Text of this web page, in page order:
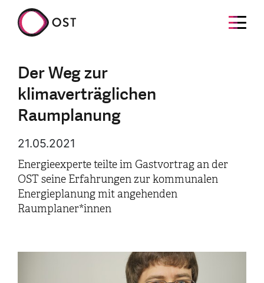
Der Weg zur
klimaverträglichen
Raumplanung
21.05.2021
Energieexperte teilte im Gastvortrag an der
OST seine Erfahrungen zur kommunalen
Energieplanung mit angehenden
Raumplaner*innen